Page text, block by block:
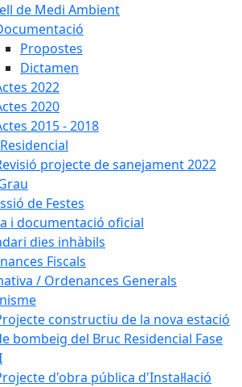
de Medi Ambient
Propostes
Dictamen
2022
2020
2015 - 2018
projecte de sanejament 2022
de Festes
i documentació oficial
dies inhàbils
Fiscals
/ Ordenances Generals
constructiu de la nova estació
bombeig del Bruc Residencial Fase
d'obra pública d'Instal·lació